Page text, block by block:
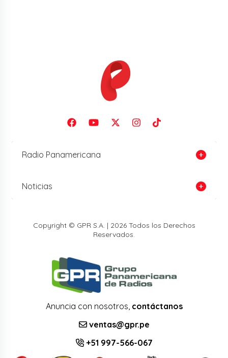
Radio Panamericana
Noticias
Copyright © GPR S.A. | 2026 Todos los Derechos
Reservados.
Anuncia con nosotros, contáctanos
ventas@gpr.pe
+51 997-566-067